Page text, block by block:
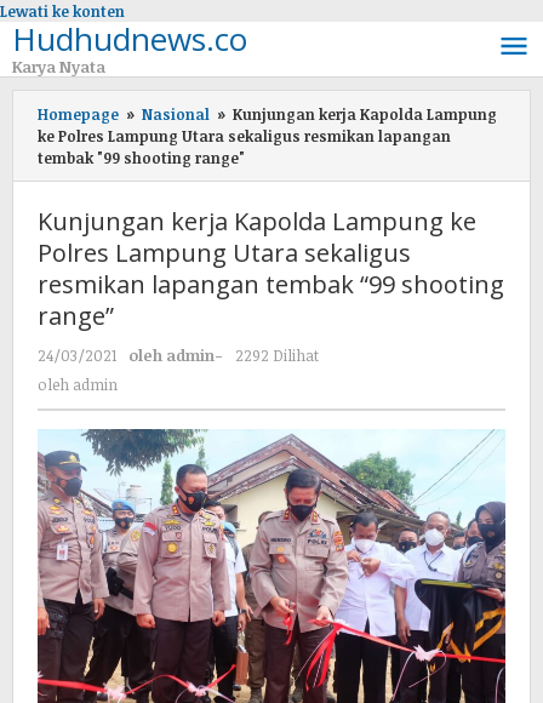
Lewati ke konten
Hudhudnews.co
Karya Nyata
Homepage » Nasional » Kunjungan kerja Kapolda Lampung
ke Polres Lampung Utara sekaligus resmikan lapangan
tembak "99 shooting range"
Kunjungan kerja Kapolda Lampung ke
Polres Lampung Utara sekaligus
resmikan lapangan tembak “99 shooting
range”
24/03/2021 oleh admin-
2292 Dilihat
oleh admin